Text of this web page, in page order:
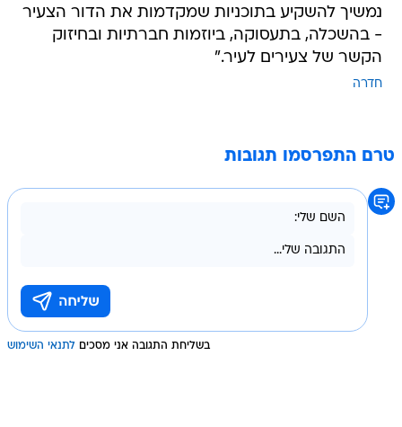
נמשיך להשקיע בתוכניות שמקדמות את הדור הצעיר
- בהשכלה, בתעסוקה, ביוזמות חברתיות ובחיזוק
הקשר של צעירים לעיר."
חדרה
טרם התפרסמו תגובות
בשליחת התגובה אני מסכים לתנאי השימוש